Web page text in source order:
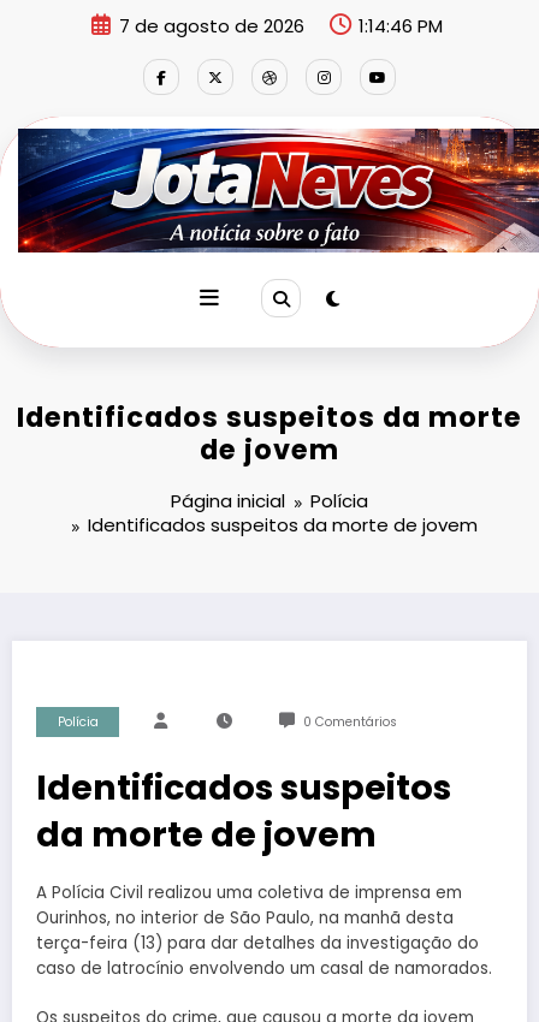
7 de agosto de 2026 1:14:46 PM
Identificados suspeitos da morte
de jovem
Página inicial
Polícia
Identificados suspeitos da morte de jovem
Polícia 0 Comentários
Identificados suspeitos
da morte de jovem
A Polícia Civil realizou uma coletiva de imprensa em
Ourinhos, no interior de São Paulo, na manhã desta
terça-feira (13) para dar detalhes da investigação do
caso de latrocínio envolvendo um casal de namorados.
Os suspeitos do crime, que causou a morte da jovem